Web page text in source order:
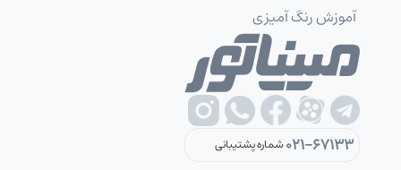
آموزش رنگ آمیزی
021-67133شماره پشتیبانی